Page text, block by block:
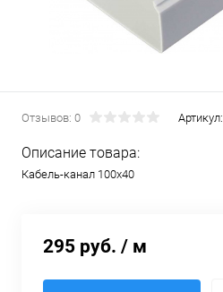
Отзывов: 0 Артикул:
Описание товара:
Кабель-канал 100х40
295 руб. / м